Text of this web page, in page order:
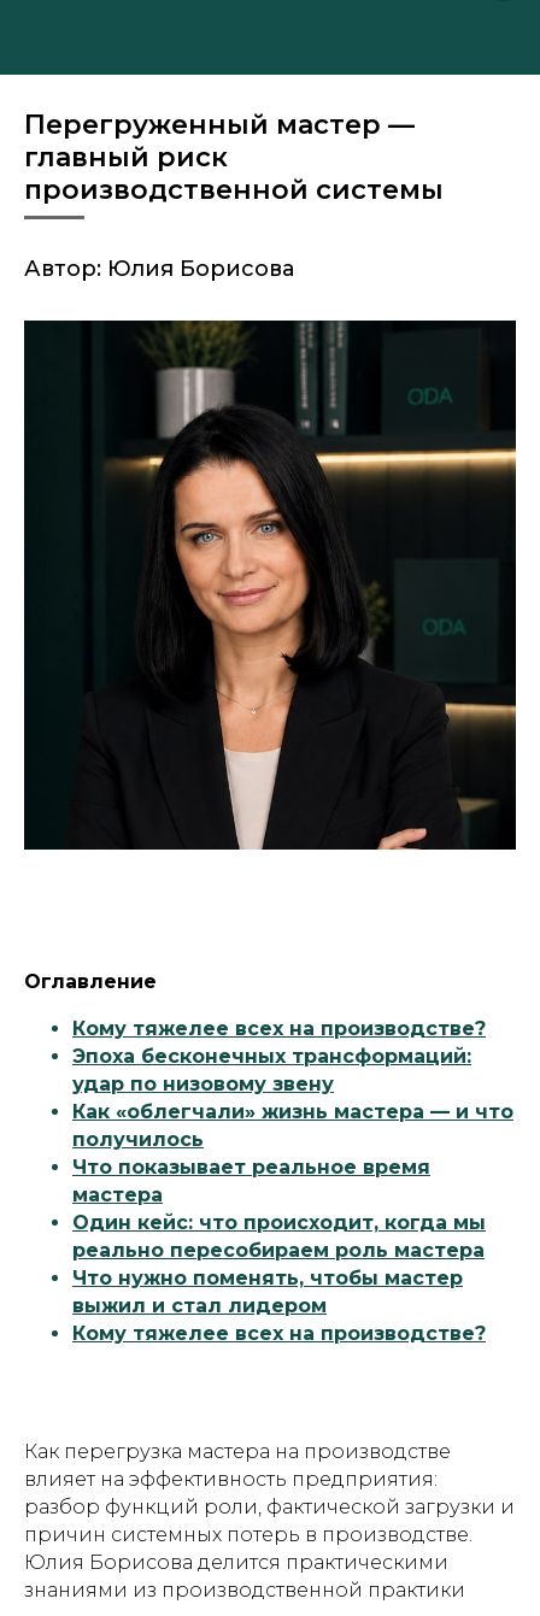
Перегруженный мастер —
главный риск
производственной системы
Автор: Юлия Борисова
Оглавление
Кому тяжелее всех на производстве?
Эпоха бесконечных трансформаций:
удар по низовому звену
Как «облегчали» жизнь мастера — и что
получилось
Что показывает реальное время
мастера
Один кейс: что происходит, когда мы
реально пересобираем роль мастера
Что нужно поменять, чтобы мастер
выжил и стал лидером
Кому тяжелее всех на производстве?
Как перегрузка мастера на производстве
влияет на эффективность предприятия:
разбор функций роли, фактической загрузки и
причин системных потерь в производстве.
Юлия Борисова делится практическими
знаниями из производственной практики